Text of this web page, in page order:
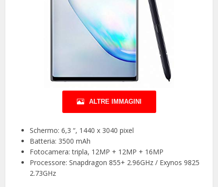
ALTRE IMMAGINI
Schermo: 6,3 “, 1440 x 3040 pixel
Batteria: 3500 mAh
Fotocamera: tripla, 12MP + 12MP + 16MP
Processore: Snapdragon 855+ 2.96GHz / Exynos 9825
2.73GHz